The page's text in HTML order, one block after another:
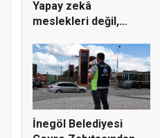
Yapay zekâ
meslekleri değil,
İnegöl Belediyesi